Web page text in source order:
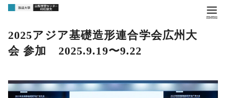
2025アジア基礎造形連合学会広州大
会 参加 2025.9.19〜9.22